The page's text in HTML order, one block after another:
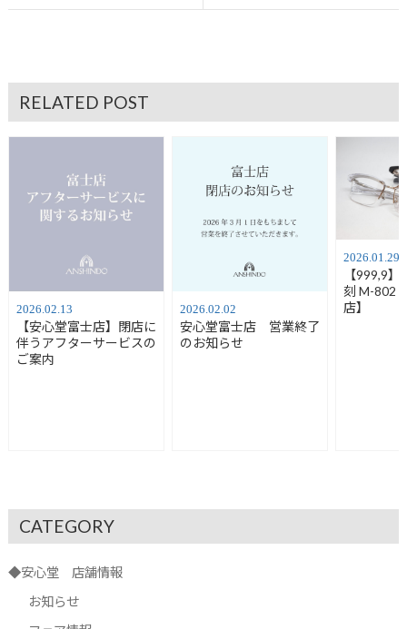
RELATED POST
2026.02.13
【安心堂富士店】閉店に
伴うアフターサービスの
ご案内
2026.02.02
安心堂富士店 営業終了
のお知らせ
2026.01.29
【999,9
刻 M-802
店】
CATEGORY
◆安心堂 店舗情報
お知らせ